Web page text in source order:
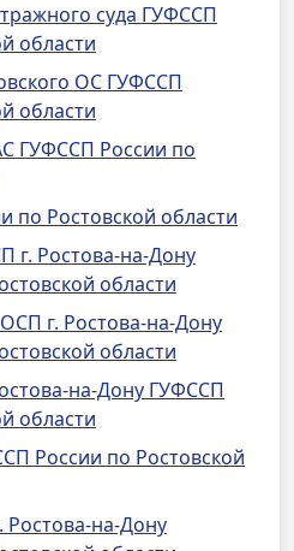
суда ГУФССП
области
ОС ГУФССП
области
ГУФССП России по
Ростовской области
г. Ростова-на-Дону
области
г. Ростова-на-Дону
области
на-Дону ГУФССП
области
России по Ростовской
на-Дону